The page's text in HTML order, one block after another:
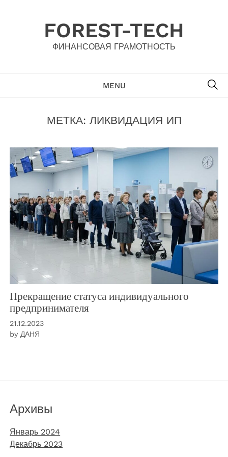
FOREST-TECH
ФИНАНСОВАЯ ГРАМОТНОСТЬ
MENU
МЕТКА: ЛИКВИДАЦИЯ ИП
Прекращение статуса индивидуального
предпринимателя
21.12.2023
by ДАНЯ
Архивы
Январь 2024
Декабрь 2023